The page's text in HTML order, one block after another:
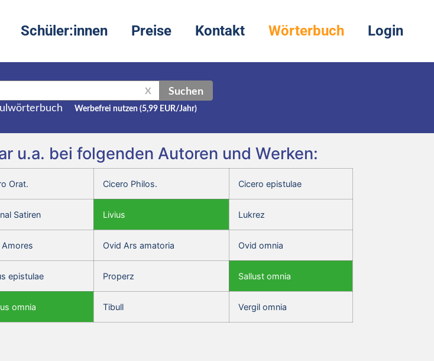
Schüler:innen Preise Kontakt Wörterbuch Login
X Suchen
Werbefrei nutzen (5,99 EUR/Jahr)
u.a. bei folgenden Autoren und Werken:
Orat. Cicero Philos. Cicero epistulae
Satiren Livius Lukrez
Ovid Ars amatoria Ovid omnia
epistulae Properz Sallust omnia
omnia Tibull Vergil omnia